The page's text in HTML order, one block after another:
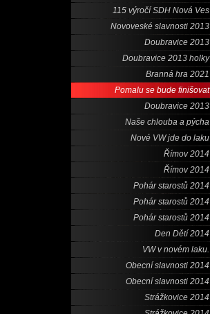
115 výročí SDH Nová Ves
Novoveské slavnosti 2013
Doubravice 2013
Doubravice 2013 holky
Branná hra 2021
Pomalu se bude finišovat
Doubravice 2013
Naše chlouba a pýcha
Nové VW jde do laku
Římov 2014
Římov 2014
Pohár starostů 2014
Pohár starostů 2014
Pohár starostů 2014
Den Dětí 2014
VW v novém laku.
Obecní slavnosti 2014
Obecní slavnosti 2014
Strážkovice 2014